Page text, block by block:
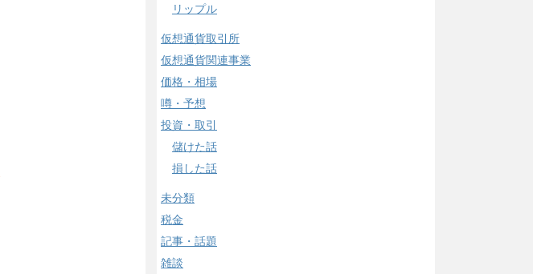
リップル
仮想通貨取引所
仮想通貨関連事業
価格・相場
噂・予想
投資・取引
儲けた話
損した話
未分類
税金
記事・話題
雑談